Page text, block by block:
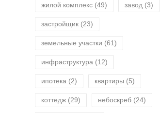
жилой комплекс (49) завод (3)
застройщик (23)
земельные участки (61)
инфраструктура (12)
ипотека (2) квартиры (5)
коттедж (29) небоскреб (24)